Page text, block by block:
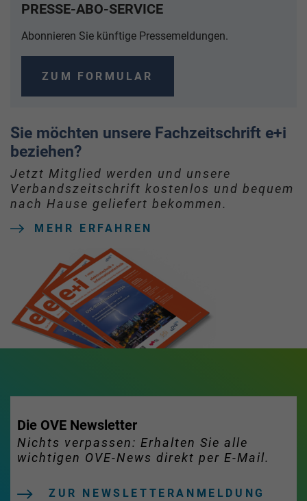
PRESSE-ABO-SERVICE
Abonnieren Sie künftige Pressemeldungen.
ZUM FORMULAR
Sie möchten unsere Fachzeitschrift e+i
beziehen?
Jetzt Mitglied werden und unsere
Verbandszeitschrift kostenlos und bequem
nach Hause geliefert bekommen.
MEHR ERFAHREN
Die OVE Newsletter
Nichts verpassen: Erhalten Sie alle
wichtigen OVE-News direkt per E-Mail.
ZUR NEWSLETTERANMELDUNG